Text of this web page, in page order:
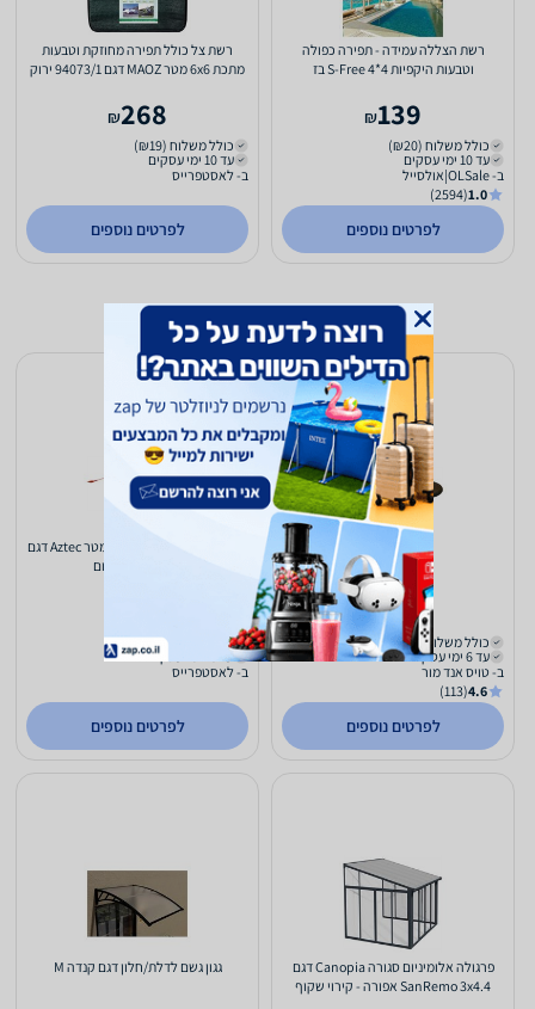
רשת הצללה עמידה - תפירה כפולה
וטבעות היקפיות S-Free 4*4 בז
139
₪
כולל משלוח (₪20)
עד 10 ימי עסקים
ב- OLSale|אולסייל
1.0
(2594)
לפרטים נוספים
רשת צל כולל תפירה מחוזקת וטבעות
מתכת 6x6 מטר MAOZ דגם 94073/1 ירוק
268
₪
כולל משלוח (₪19)
עד 10 ימי עסקים
ב- לאסטפרייס
לפרטים נוספים
בסיס לשימשיה
188
₪
כולל משלוח (₪29)
עד 6 ימי עסקים
ב- טויס אנד מור
4.6
(113)
לפרטים נוספים
ציליית שטח/חוף 1.65x2.5 מטר Aztec דגם
כולל משלוח (₪9)
עד 10 ימי עסקים
ב- לאסטפרייס
לפרטים נוספים
פרגולה אלומיניום סגורה Canopia דגם
SanRemo 3x4.4 אפורה - קירוי שקוף
גגון גשם לדלת/חלון דגם קנדה M